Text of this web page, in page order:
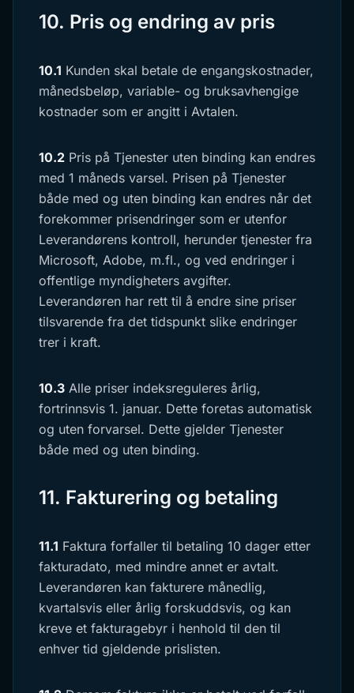
10. Pris og endring av pris
10.1 Kunden skal betale de engangskostnader,
månedsbeløp, variable- og bruksavhengige
kostnader som er angitt i Avtalen.
10.2 Pris på Tjenester uten binding kan endres
med 1 måneds varsel. Prisen på Tjenester
både med og uten binding kan endres når det
forekommer prisendringer som er utenfor
Leverandørens kontroll, herunder tjenester fra
Microsoft, Adobe, m.fl., og ved endringer i
offentlige myndigheters avgifter.
Leverandøren har rett til å endre sine priser
tilsvarende fra det tidspunkt slike endringer
trer i kraft.
10.3 Alle priser indeksreguleres årlig,
fortrinnsvis 1. januar. Dette foretas automatisk
og uten forvarsel. Dette gjelder Tjenester
både med og uten binding.
11. Fakturering og betaling
11.1 Faktura forfaller til betaling 10 dager etter
fakturadato, med mindre annet er avtalt.
Leverandøren kan fakturere månedlig,
kvartalsvis eller årlig forskuddsvis, og kan
kreve et fakturagebyr i henhold til den til
enhver tid gjeldende prislisten.